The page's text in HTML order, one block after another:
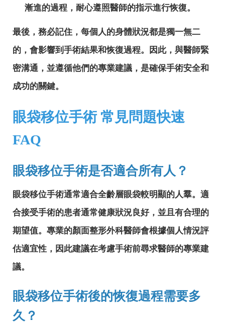
漸進的過程，耐心遵照醫師的指示進行恢復。
最後，務必記住，每個人的身體狀況都是獨一無二
的，會影響到手術結果和恢復過程。因此，與醫師緊
密溝通，並遵循他們的專業建議，是確保手術安全和
成功的關鍵。
眼袋移位手術 常見問題快速
FAQ
眼袋移位手術是否適合所有人？
眼袋移位手術通常適合全齡層眼袋較明顯的人羣。適
合接受手術的患者通常健康狀況良好，並且有合理的
期望值。專業的顏面整形外科醫師會根據個人情況評
估適宜性，因此建議在考慮手術前尋求醫師的專業建
議。
眼袋移位手術後的恢復過程需要多
久？